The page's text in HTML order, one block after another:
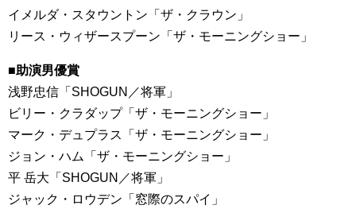
イメルダ・スタウントン「ザ・クラウン」
リース・ウィザースプーン「ザ・モーニングショー」
■助演男優賞
浅野忠信「SHOGUN／将軍」
ビリー・クラダップ「ザ・モーニングショー」
マーク・デュプラス「ザ・モーニングショー」
ジョン・ハム「ザ・モーニングショー」
平 岳大「SHOGUN／将軍」
ジャック・ロウデン「窓際のスパイ」